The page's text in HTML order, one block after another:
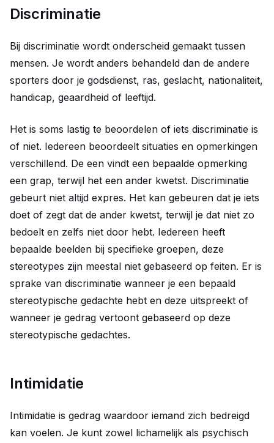
Discriminatie
Bij discriminatie wordt onderscheid gemaakt tussen
mensen. Je wordt anders behandeld dan de andere
sporters door je godsdienst, ras, geslacht, nationaliteit,
handicap, geaardheid of leeftijd.
Het is soms lastig te beoordelen of iets discriminatie is
of niet. Iedereen beoordeelt situaties en opmerkingen
verschillend. De een vindt een bepaalde opmerking
een grap, terwijl het een ander kwetst. Discriminatie
gebeurt niet altijd expres. Het kan gebeuren dat je iets
doet of zegt dat de ander kwetst, terwijl je dat niet zo
bedoelt en zelfs niet door hebt. Iedereen heeft
bepaalde beelden bij specifieke groepen, deze
stereotypes zijn meestal niet gebaseerd op feiten. Er is
sprake van discriminatie wanneer je een bepaald
stereotypische gedachte hebt en deze uitspreekt of
wanneer je gedrag vertoont gebaseerd op deze
stereotypische gedachtes.
Intimidatie
Intimidatie is gedrag waardoor iemand zich bedreigd
kan voelen. Je kunt zowel lichamelijk als psychisch